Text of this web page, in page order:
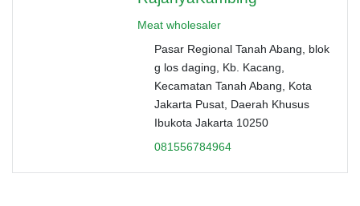
Meat wholesaler
Pasar Regional Tanah Abang, blok
g los daging, Kb. Kacang,
Kecamatan Tanah Abang, Kota
Jakarta Pusat, Daerah Khusus
Ibukota Jakarta 10250
081556784964